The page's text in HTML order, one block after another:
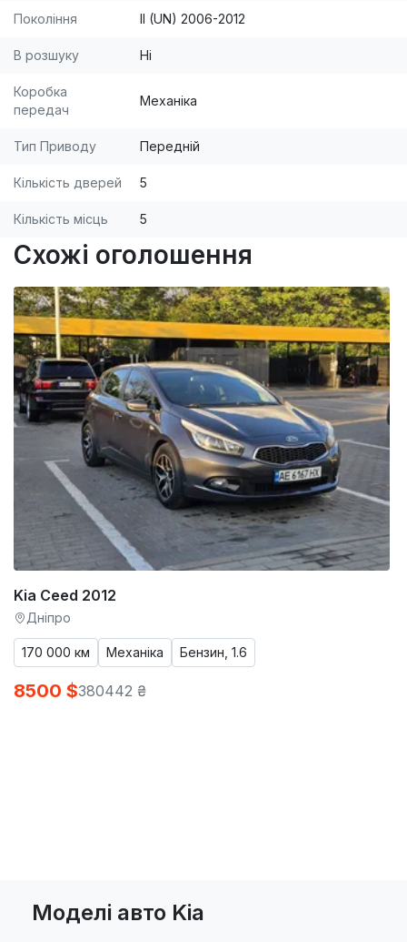
Покоління II (UN) 2006-2012
В розшуку Ні
Коробка
передач
Механіка
Тип Приводу Передній
Кількість дверей 5
Кількість місць 5
Схожі оголошення
Kia Ceed 2012
Дніпро
170 000 км Механіка Бензин, 1.6
8500 $380442 ₴
Моделі авто Kia